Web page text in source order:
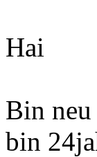
Hai
Bin
bin